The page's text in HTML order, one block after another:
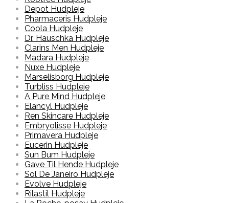
Depot Hudpleje
Pharmaceris Hudpleje
Coola Hudpleje
Dr. Hauschka Hudpleje
Clarins Men Hudpleje
Madara Hudpleje
Nuxe Hudpleje
Marselisborg Hudpleje
Turbliss Hudpleje
A Pure Mind Hudpleje
Elancyl Hudpleje
Ren Skincare Hudpleje
Embryolisse Hudpleje
Primavera Hudpleje
Eucerin Hudpleje
Sun Bum Hudpleje
Gave Til Hende Hudpleje
Sol De Janeiro Hudpleje
Evolve Hudpleje
Rilastil Hudpleje